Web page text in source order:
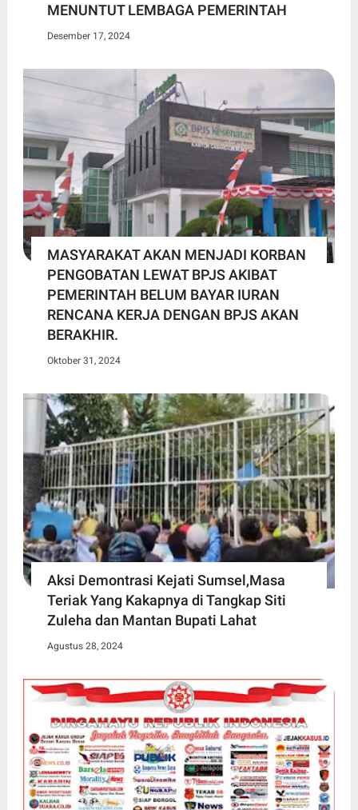
MENUNTUT LEMBAGA PEMERINTAH
Desember 17, 2024
MASYARAKAT AKAN MENJADI KORBAN
PENGOBATAN LEWAT BPJS AKIBAT
PEMERINTAH BELUM BAYAR IURAN
RENCANA KERJA DENGAN BPJS AKAN
BERAKHIR.
Oktober 31, 2024
Aksi Demontrasi Kejati Sumsel,Masa
Teriak Yang Kakapnya di Tangkap Siti
Zuleha dan Mantan Bupati Lahat
Agustus 28, 2024